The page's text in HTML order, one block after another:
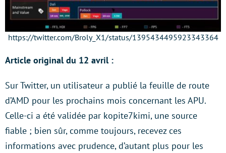
https://twitter.com/Broly_X1/status/1395434495923343364
Article original du 12 avril :
Sur Twitter, un utilisateur a publié la feuille de route
d’AMD pour les prochains mois concernant les APU.
Celle-ci a été validée par kopite7kimi, une source
fiable ; bien sûr, comme toujours, recevez ces
informations avec prudence, d’autant plus pour les